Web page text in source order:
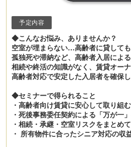
予定内容
◆こんなお悩み、ありませんか？
空室が埋まらない…高齢者に貸して
孤独死や滞納など、高齢者入居によ
相続や終活の知識がなく、賃貸オー
高齢者対応で安定した入居者を確保し
◆セミナーで得られること
・高齢者向け賃貸に安心して取り組
・死後事務委任契約による「万が一
・相続・承継・空室リスクをまとめ
・ 所有物件に合ったシニア対応の収